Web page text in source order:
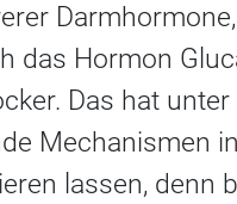
das Hormon
Das hat
Mechanismen
lassen, denn